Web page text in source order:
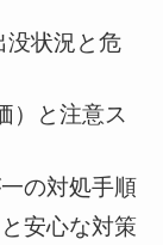
没状況と危
）と注意ス
の対処手順
安心な対策